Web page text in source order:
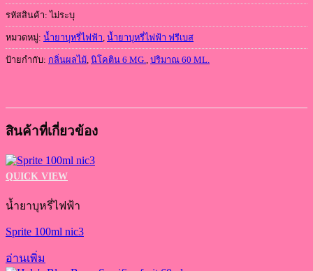
รหัสสินค้า:ไม่ระบุ
หมวดหมู่: น้ำยาบุหรี่ไฟฟ้า, น้ำยาบุหรี่ไฟฟ้า ฟรีเบส
ป้ายกำกับ: กลิ่นผลไม้, นิโคติน 6 MG., ปริมาณ 60 ML.
สินค้าที่เกี่ยวข้อง
QUICK VIEW
น้ำยาบุหรี่ไฟฟ้า
Sprite 100ml nic3
อ่านเพิ่ม